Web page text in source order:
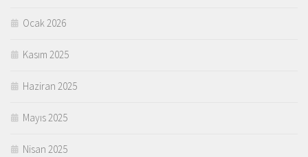
Ocak 2026
Kasım 2025
Haziran 2025
Mayıs 2025
Nisan 2025